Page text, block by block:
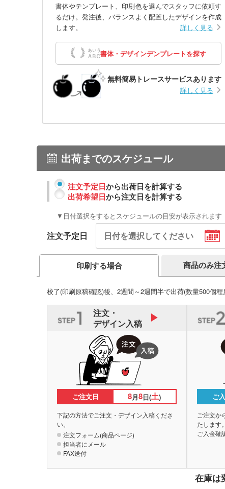
書体やテンプレート、印刷色を選んでスタッフに依頼す
るだけ。発注後、バランスよく配置したデザインを作成
します。
詳しく見る
書体・デザインデンプレートを探す
無料簡易トレースサービスあります
詳しく見る
出荷までのスケジュール
注文予定日から出荷日を計算する
出荷希望日から注文日を計算する
▼日付選択をするとスケジュールの目安が表示されます
注文予定日
印刷する場合 商品のみ注
校了(印刷原稿確認)後、2週間～2週間半で出荷(数量500個
注文・
デザイン入稿
ご注文日 8月8日(土)
下記の方法でご注文・デザイン入稿くださ
い。
注文フォーム(商品ページ)
担当者にメール
FAX送付
ご
ご注文か
たします
ご入金確
在庫は